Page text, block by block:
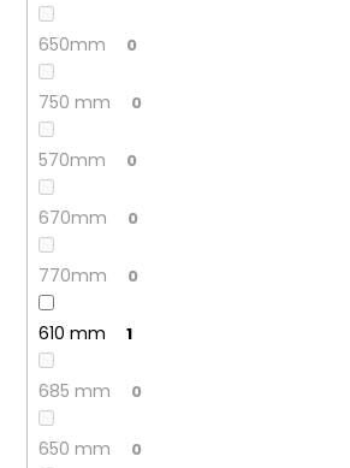
650mm 0
750 mm 0
570mm 0
670mm 0
770mm 0
610 mm 1
685 mm 0
650 mm 0